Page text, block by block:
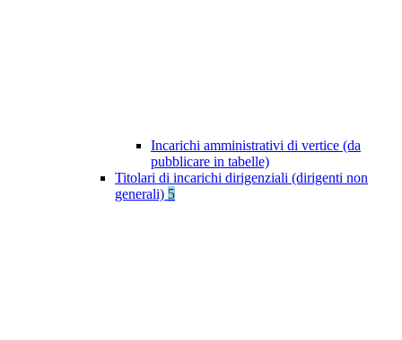
Incarichi amministrativi di vertice (da
pubblicare in tabelle)
Titolari di incarichi dirigenziali (dirigenti non
generali) 5